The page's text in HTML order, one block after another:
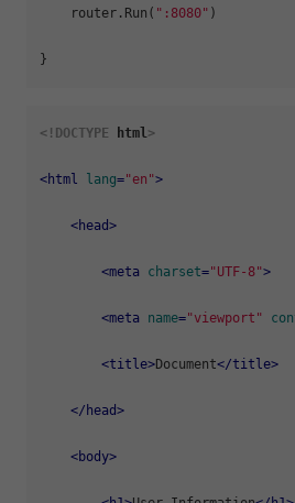
    router.Run(
":8080" )
<!DOCTYPE html >
<html lang="en">
<head>
<meta charset="UTF-8">
<meta name="viewport"
<title>Document</title>
</ head>
<body>